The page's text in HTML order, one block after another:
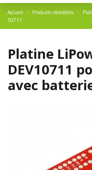
Accueil Produits obsolètes
10711
Platine
DEV10711
avec